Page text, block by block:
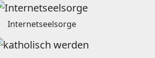
Internetseelsorge